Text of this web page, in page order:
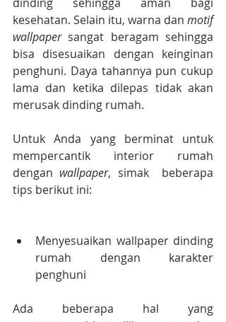
kesehatan. Selain itu, warna dan motif
wallpaper sangat beragam sehingga
bisa disesuaikan dengan keinginan
penghuni. Daya tahannya pun cukup
lama dan ketika dilepas tidak akan
merusak dinding rumah.
Untuk Anda yang berminat untuk
mempercantik interior rumah
dengan wallpaper, simak  beberapa
tips berikut ini:
Menyesuaikan wallpaper dinding
rumah dengan karakter
penghuni
Ada beberapa hal yang